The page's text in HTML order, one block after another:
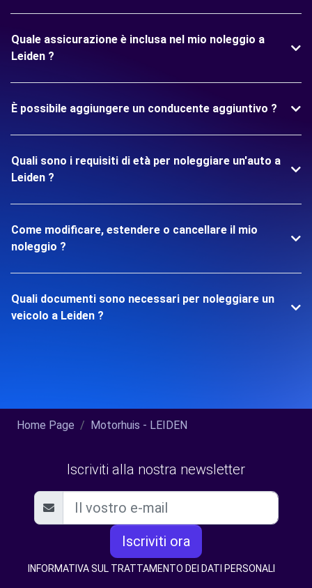
Quale assicurazione è inclusa nel mio noleggio a
Leiden ?
È possibile aggiungere un conducente aggiuntivo ?
Quali sono i requisiti di età per noleggiare un'auto a
Leiden ?
Come modificare, estendere o cancellare il mio
noleggio ?
Quali documenti sono necessari per noleggiare un
veicolo a Leiden ?
Home Page Motorhuis - LEIDEN
Iscriviti alla nostra newsletter
Iscriviti ora
INFORMATIVA SUL TRATTAMENTO DEI DATI PERSONALI